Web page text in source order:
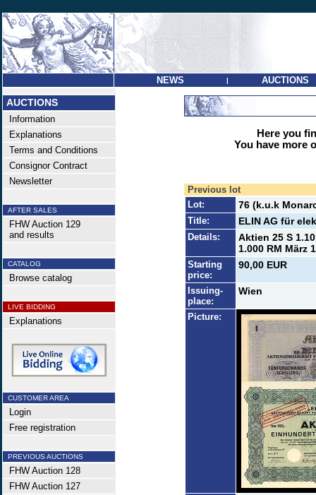
NEWS | AUCTIONS
AUCTIONS
Information
Explanations
Terms and Conditions
Consignor Contract
Newsletter
AFTER SALES
FHW Auction 129
and results
CATALOG
Browse catalog
LIVE BIDDING
Explanations
CUSTOMER AREA
Login
Free registration
PREVIOUS AUCTIONS
FHW Auction 128
FHW Auction 127
Here you
You have more
Previous lot
Lot:
76 (k.u.k
Title: ELIN AG für
Details:
Aktien 25 S
1.000 RM März
Starting
price:
90,00 EUR
Issuing-
place:
Wien
Picture: